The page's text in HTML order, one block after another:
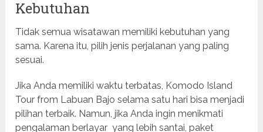
Kebutuhan
Tidak semua wisatawan memiliki kebutuhan yang
sama. Karena itu, pilih jenis perjalanan yang paling
sesuai.
Jika Anda memiliki waktu terbatas, Komodo Island
Tour from Labuan Bajo selama satu hari bisa menjadi
pilihan terbaik. Namun, jika Anda ingin menikmati
pengalaman berlayar yang lebih santai, paket